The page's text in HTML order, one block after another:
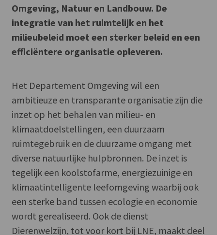
Omgeving, Natuur en Landbouw. De
integratie van het ruimtelijk en het
milieubeleid moet een sterker beleid en een
efficiëntere organisatie opleveren.
Het Departement Omgeving wil een
ambitieuze en transparante organisatie zijn die
inzet op het behalen van milieu- en
klimaatdoelstellingen, een duurzaam
ruimtegebruik en de duurzame omgang met
diverse natuurlijke hulpbronnen. De inzet is
tegelijk een koolstofarme, energiezuinige en
klimaatintelligente leefomgeving waarbij ook
een sterke band tussen ecologie en economie
wordt gerealiseerd. Ook de dienst
Dierenwelzijn, tot voor kort bij LNE, maakt deel